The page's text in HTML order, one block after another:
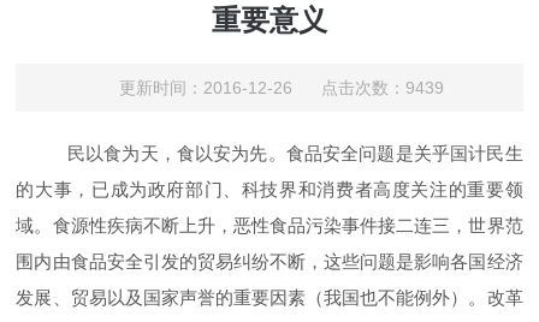
重要意义
更新时间：2016-12-26 点击次数：9439
民以食为天，食以安为先。食品安全问题是关乎国计民生
的大事，已成为政府部门、科技界和消费者高度关注的重要领
域。食源性疾病不断上升，恶性食品污染事件接二连三，世界范
围内由食品安全引发的贸易纠纷不断，这些问题是影响各国经济
发展、贸易以及国家声誉的重要因素（我国也不能例外）。改革